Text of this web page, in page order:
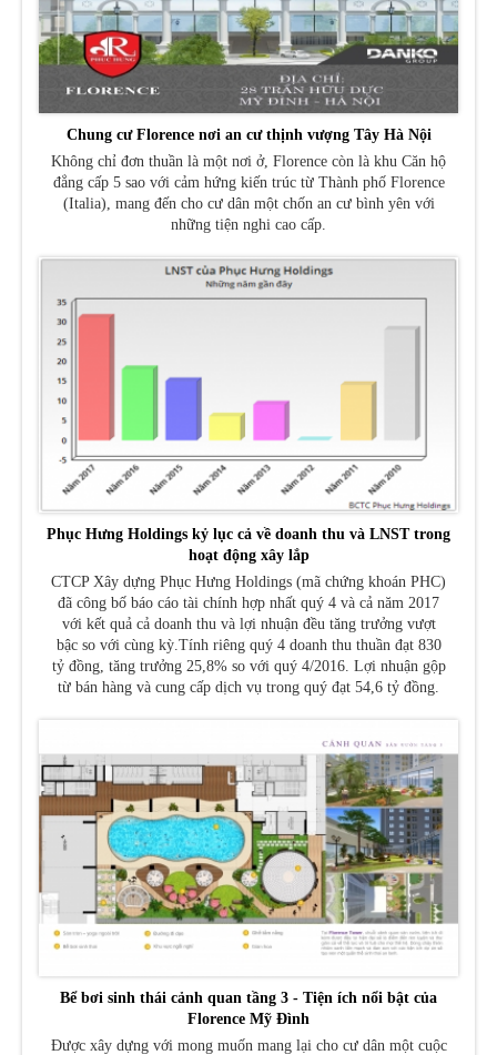
Chung cư Florence nơi an cư thịnh vượng Tây Hà Nội
Không chỉ đơn thuần là một nơi ở, Florence còn là khu Căn hộ
đẳng cấp 5 sao với cảm hứng kiến trúc từ Thành phố Florence
(Italia), mang đến cho cư dân một chốn an cư bình yên với
những tiện nghi cao cấp.
Phục Hưng Holdings kỷ lục cả về doanh thu và LNST trong
hoạt động xây lắp
CTCP Xây dựng Phục Hưng Holdings (mã chứng khoán PHC)
đã công bố báo cáo tài chính hợp nhất quý 4 và cả năm 2017
với kết quả cả doanh thu và lợi nhuận đều tăng trưởng vượt
bậc so với cùng kỳ.Tính riêng quý 4 doanh thu thuần đạt 830
tỷ đồng, tăng trưởng 25,8% so với quý 4/2016. Lợi nhuận gộp
từ bán hàng và cung cấp dịch vụ trong quý đạt 54,6 tỷ đồng.
Bể bơi sinh thái cảnh quan tầng 3 - Tiện ích nổi bật của
Florence Mỹ Đình
Được xây dựng với mong muốn mang lại cho cư dân một cuộc